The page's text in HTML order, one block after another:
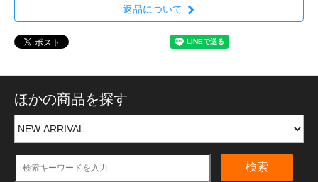
返品について
ほかの商品を探す
検索